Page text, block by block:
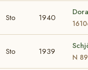
Sto 1940
Sto 1939
N